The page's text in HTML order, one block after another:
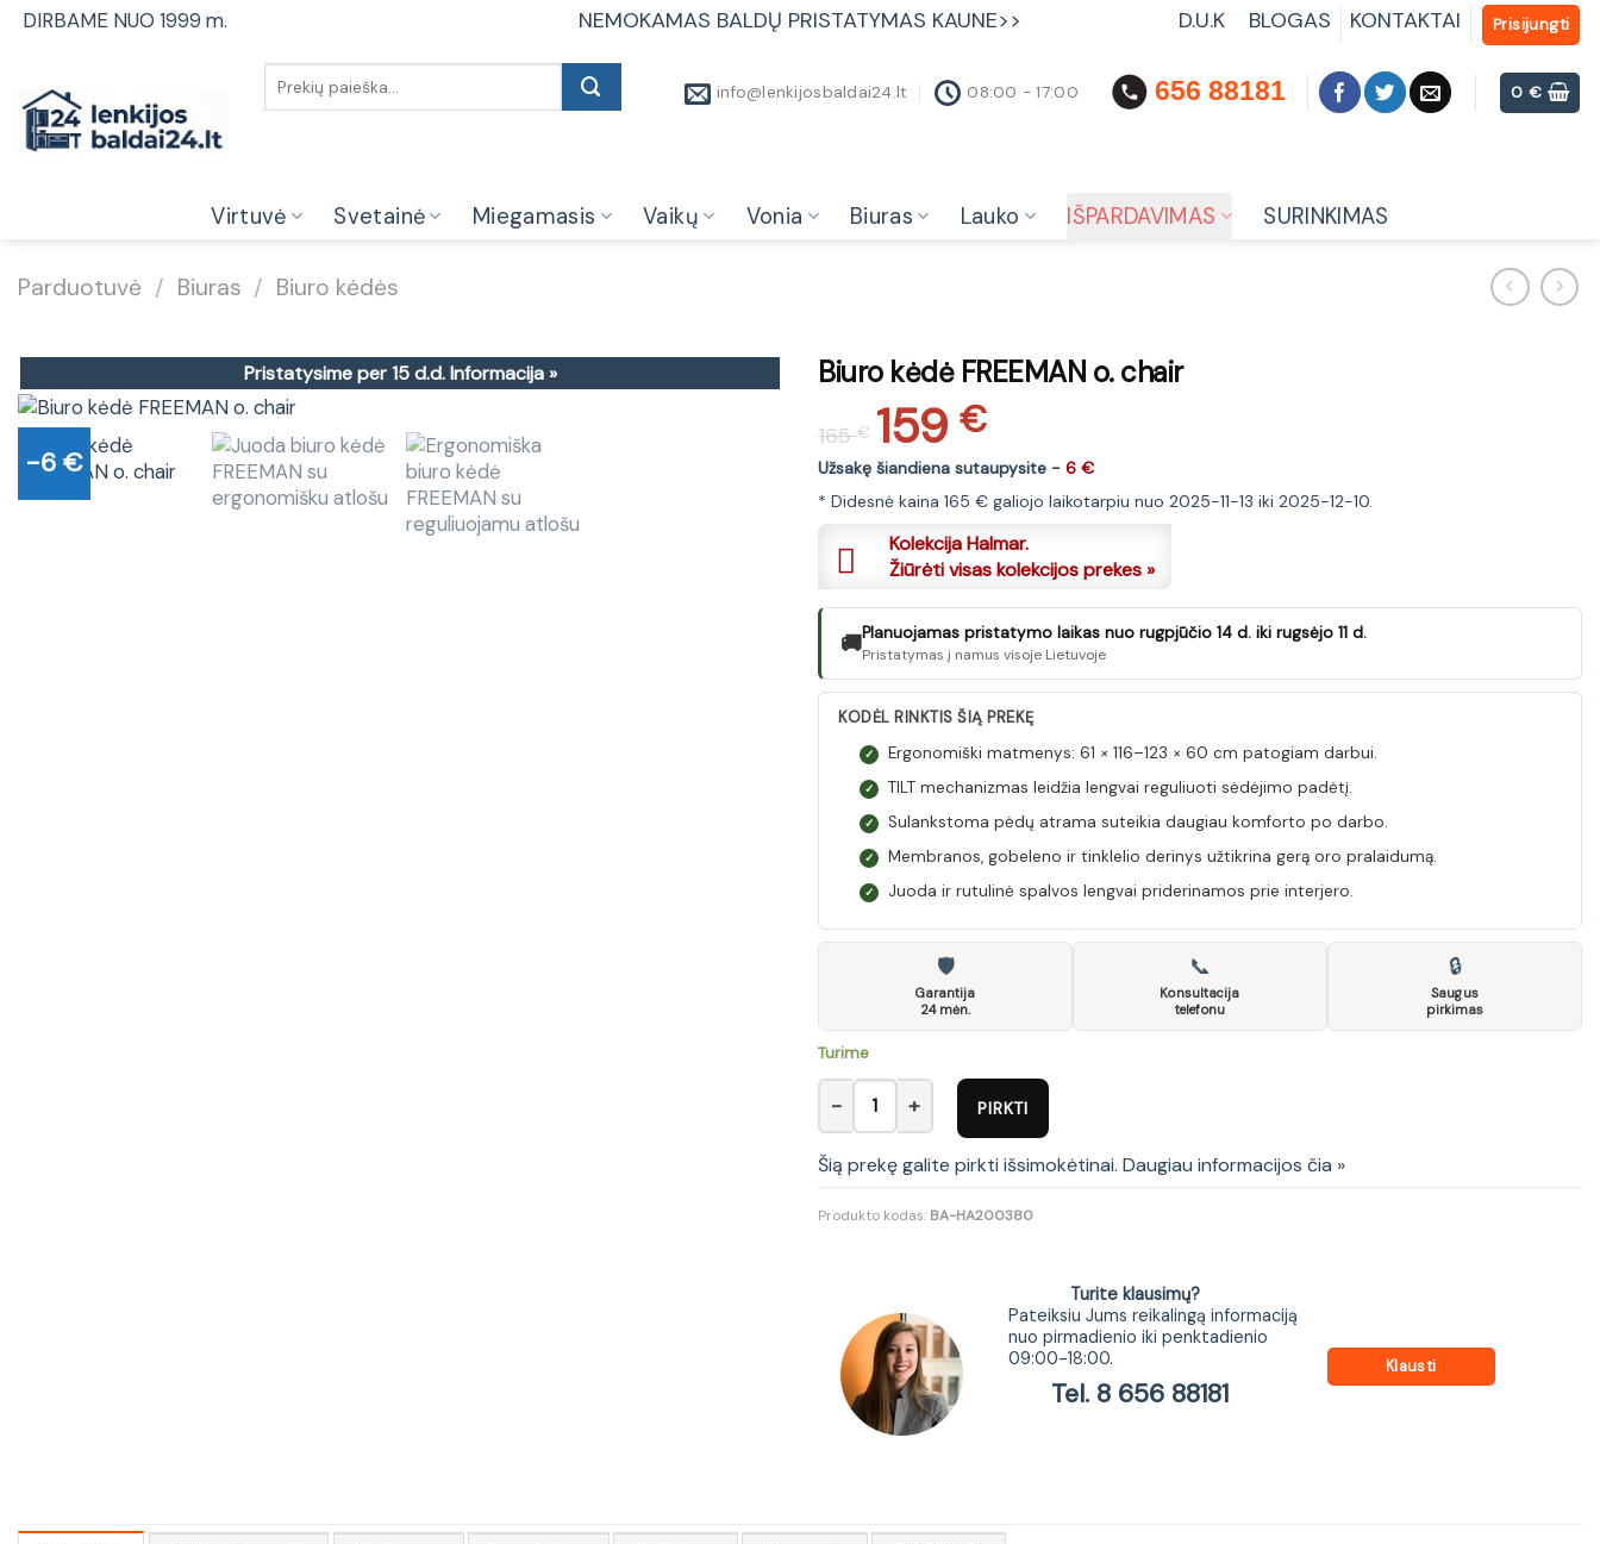
SkipDIRBAME NUO 1999 m. NEMOKAMAS BALDŲ PRISTATYMAS KAUNE>> D.U.K BLOGAS KONTAKTAI Prisijungti
info@lenkijosbaldai24.lt
08:00 - 17:00 656 88181 0€
Virtuvė Svetainė Miegamasis Vaikų Vonia Biuras Lauko IŠPARDAVIMAS SURINKIMAS
Parduotuvė / Biuras / Biuro kėdės
Pristatysime per 15 d.d.Informacija »
-6 €
Biuro kėdė FREEMAN o. chair
165€
Original
price
was:
165 €.
159€
Current
price
is:
159 €.
Užsakę šiandiena sutaupysite - 6 €
* Didesnė kaina 165 € galiojo laikotarpiu nuo 2025-11-13 iki 2025-12-10.
Kolekcija Halmar.
Žiūrėti visas kolekcijos prekes »
🚚Planuojamas pristatymo laikas nuo rugpjūčio 14 d. iki rugsėjo 11 d.
Pristatymas į namus visoje Lietuvoje
KODĖL RINKTIS ŠIĄ PREKĘ
✓ Ergonomiški matmenys: 61 × 116–123 × 60 cm patogiam darbui.
✓ TILT mechanizmas leidžia lengvai reguliuoti sėdėjimo padėtį.
✓ Sulankstoma pėdų atrama suteikia daugiau komforto po darbo.
✓ Membranos, gobeleno ir tinklelio derinys užtikrina gerą oro pralaidumą.
✓ Juoda ir rutulinė spalvos lengvai priderinamos prie interjero.
🛡
Garantija
24 mėn.
📞
Konsultacija
telefonu
🔒
Saugus
pirkimas
Turime
produkto kiekis: Biuro kėdė FREEMAN o. chair
PIRKTI
Šią prekę galite pirkti išsimokėtinai. Daugiau informacijos čia »
Produkto kodas: BA-HA200380
Turite klausimų?
Pateiksiu Jums reikalingą informaciją
nuo pirmadienio iki penktadienio
09:00-18:00.
Tel. 8 656 88181
Klausti